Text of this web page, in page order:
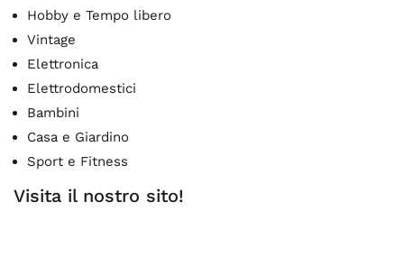
Hobby e Tempo libero
Vintage
Elettronica
Elettrodomestici
Bambini
Casa e Giardino
Sport e Fitness
Visita il nostro sito!